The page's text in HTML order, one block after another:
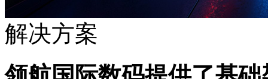
解决方案